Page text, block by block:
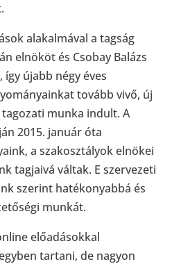
alakalmával a tagság
elnököt és Csobay Balázs
újabb négy éves
tovább vivő, új
munka indult. A
2015. január óta
a szakosztályok elnökei
tagjaivá váltak. E szervezeti
szerint hatékonyabbá és
munkát.
előadásokkal
tartani, de nagyon